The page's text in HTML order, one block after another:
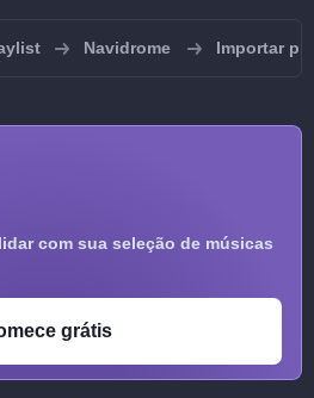
Navidrome Importar
com sua seleção de músicas
grátis